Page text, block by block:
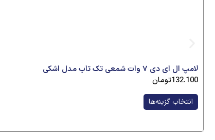
لامپ ال ای دی ۷ وات شمعی تک تاب مدل اشکی
132.100تومان
انتخاب گزینه‌ها